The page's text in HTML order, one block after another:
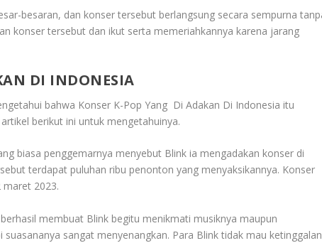
besaran, dan konser tersebut berlangsung secara sempurna
konser tersebut dan ikut serta memeriahkannya karena jarang
DI INDONESIA
bahwa Konser K-Pop Yang Di Adakan Di Indonesia itu
berikut ini untuk mengetahuinya.
biasa penggemarnya menyebut Blink ia mengadakan konser di
terdapat puluhan ribu penonton yang menyaksikannya. Konser
maret 2023.
membuat Blink begitu menikmati musiknya maupun
sangat menyenangkan. Para Blink tidak mau ketinggalan